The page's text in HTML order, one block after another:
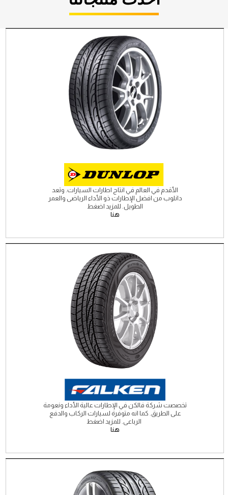
تخصصت شركة فالكن في الإطارات عالية الأداء ونعومة
على الطريق. كما انه متوفرة لسيارات الركاب والدفع
هنا
الأقدم في العالم في انتاج اطارات السيارات. وتعد
دانلوب من افضل الإطارات ذو الأداء الرياضى والعمر
الطويل. للمزيد اضغط
هنا